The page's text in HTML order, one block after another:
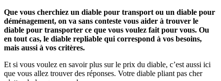
Que vous cherchiez un diable pour transport ou un diable pour
déménagement, on va sans conteste vous aider à trouver le
diable pour transporter ce que vous voulez fait pour vous. Ou
en tout cas, le diable repliable qui correspond à vos besoins,
mais aussi à vos critères.
Et si vous voulez en savoir plus sur le prix du diable, c’est aussi ici
que vous allez trouver des réponses. Votre diable pliant pas cher